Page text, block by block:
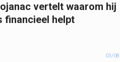
vertelt waarom hij
financieel helpt
03/08